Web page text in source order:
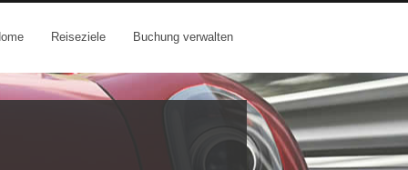
Reiseziele Buchung verwalten